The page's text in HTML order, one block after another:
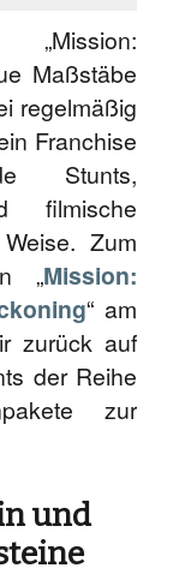
Maßstäbe
regelmäßig
Franchise
Stunts,
filmische
Zum
„Mission:
“ am
zurück auf
der Reihe
zur
und